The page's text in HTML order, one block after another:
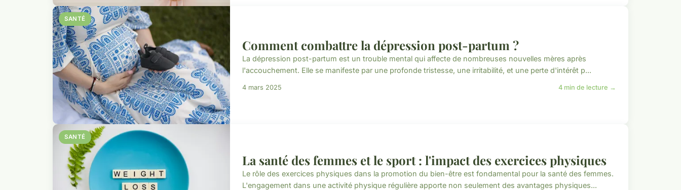
SANTÉ
Comment combattre la dépression post-partum ?
La dépression post-partum est un trouble mental qui affecte de nombreuses nouvelles mères après
l'accouchement. Elle se manifeste par une profonde tristesse, une irritabilité, et une perte d'intérêt p...
4 mars 2025 4 min de lecture →
SANTÉ
La santé des femmes et le sport : l'impact des exercices physiques
Le rôle des exercices physiques dans la promotion du bien-être est fondamental pour la santé des femmes.
L'engagement dans une activité physique régulière apporte non seulement des avantages physiques...